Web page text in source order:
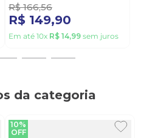
R$ 166,56
R$ 149,90
Em até 10x R$ 14,99 sem juros
da categoria
10%
OFF